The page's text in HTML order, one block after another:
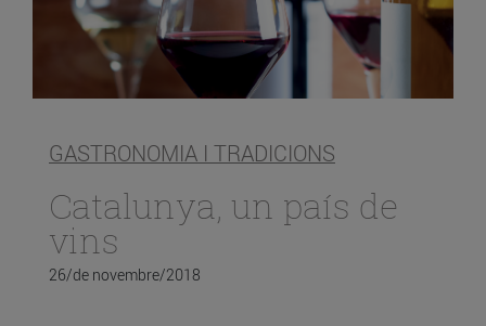
GASTRONOMIA I TRADICIONS
Catalunya, un país de
vins
26/de novembre/2018